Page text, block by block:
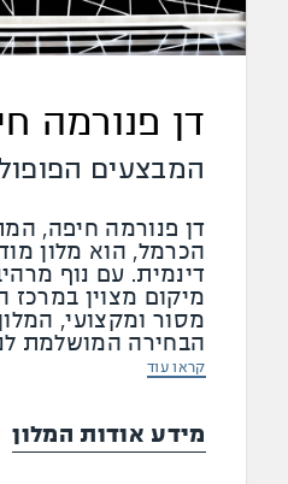
דן פנורמה
המבצעים
דן פנורמה חיפה,
הכרמל, הוא מלון
דינמית. עם נוף
מיקום מצוין במרכז
מסור ומקצועי,
הבחירה המושלמת
קראו עוד
מידע אודות המלון